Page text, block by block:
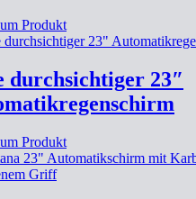
Produkt
durchsichtiger 23″
Produkt